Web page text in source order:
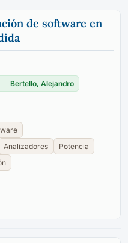
de software en
Bertello, Alejandro
Analizadores
Potencia